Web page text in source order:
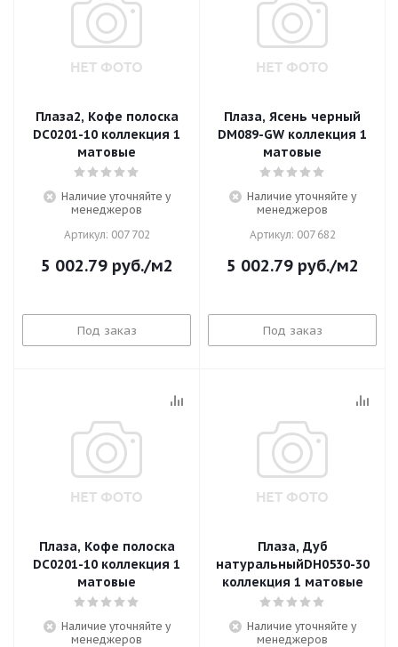
Плаза2, Кофе полоска
DC0201-10 коллекция 1
матовые
Наличие уточняйте у
менеджеров
Артикул: 007 702
5 002.79руб./м2
Под заказ
Плаза, Ясень черный
DM089-GW коллекция 1
матовые
Наличие уточняйте у
менеджеров
Артикул: 007 682
5 002.79руб./м2
Под заказ
Плаза, Кофе полоска
DC0201-10 коллекция 1
матовые
Наличие уточняйте у
менеджеров
Плаза, Дуб
натуральныйDH0530-30
коллекция 1 матовые
Наличие уточняйте у
менеджеров